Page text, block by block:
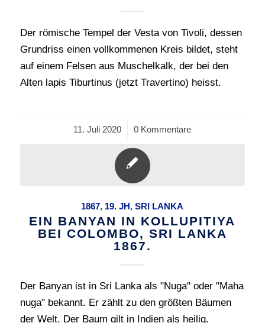
Der römische Tempel der Vesta von Tivoli, dessen
Grundriss einen vollkommenen Kreis bildet, steht
auf einem Felsen aus Muschelkalk, der bei den
Alten lapis Tiburtinus (jetzt Travertino) heisst.
11. Juli 2020
/ 0 Kommentare
1867, 19. JH,SRI LANKA
EIN BANYAN IN KOLLUPITIYA
BEI COLOMBO, SRI LANKA
1867.
Der Banyan ist in Sri Lanka als "Nuga" oder "Maha
nuga" bekannt. Er zählt zu den größten Bäumen
der Welt. Der Baum gilt in Indien als heilig.